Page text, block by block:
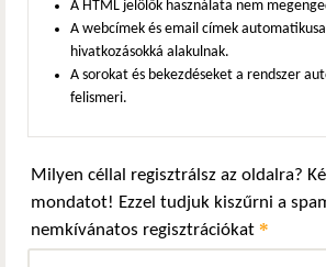
A HTML jelölők használata nem
A webcímek és email címek
hivatkozásokká alakulnak.
A sorokat és bekezdéseket a rendszer
felismeri.
Milyen céllal regisztrálsz az oldalra?
mondatot! Ezzel tudjuk kiszűrni a
nemkívánatos regisztrációkat *